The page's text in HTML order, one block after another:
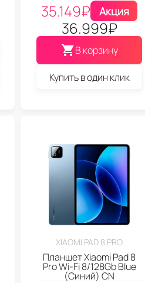
35.149₽ Акция
36.999₽
В корзину
Купить в один клик
XIAOMI PAD 8 PRO
Планшет Xiaomi Pad 8
Pro Wi-Fi 8/128Gb Blue
(Синий) CN